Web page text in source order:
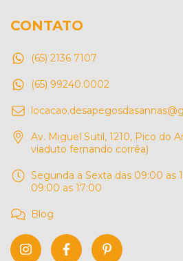
CONTATO
(65) 2136 7107
(65) 99240.0002
Av. Miguel Sutil, 1210, Pico do
viaduto fernando corrêa)
Segunda a Sexta das 09:00 as
09:00 as 17:00
Blog